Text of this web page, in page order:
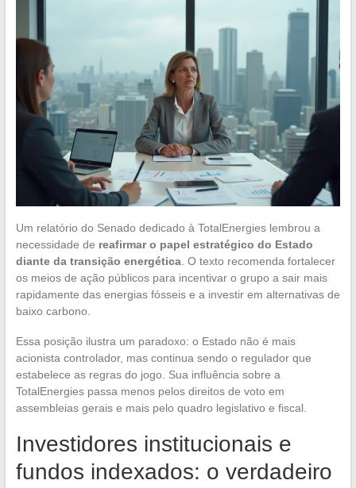
Um relatório do Senado dedicado à TotalEnergies lembrou a
necessidade de reafirmar o papel estratégico do Estado
diante da transição energética. O texto recomenda fortalecer
os meios de ação públicos para incentivar o grupo a sair mais
rapidamente das energias fósseis e a investir em alternativas de
baixo carbono.
Essa posição ilustra um paradoxo: o Estado não é mais
acionista controlador, mas continua sendo o regulador que
estabelece as regras do jogo. Sua influência sobre a
TotalEnergies passa menos pelos direitos de voto em
assembleias gerais e mais pelo quadro legislativo e fiscal.
Investidores institucionais e
fundos indexados: o verdadeiro